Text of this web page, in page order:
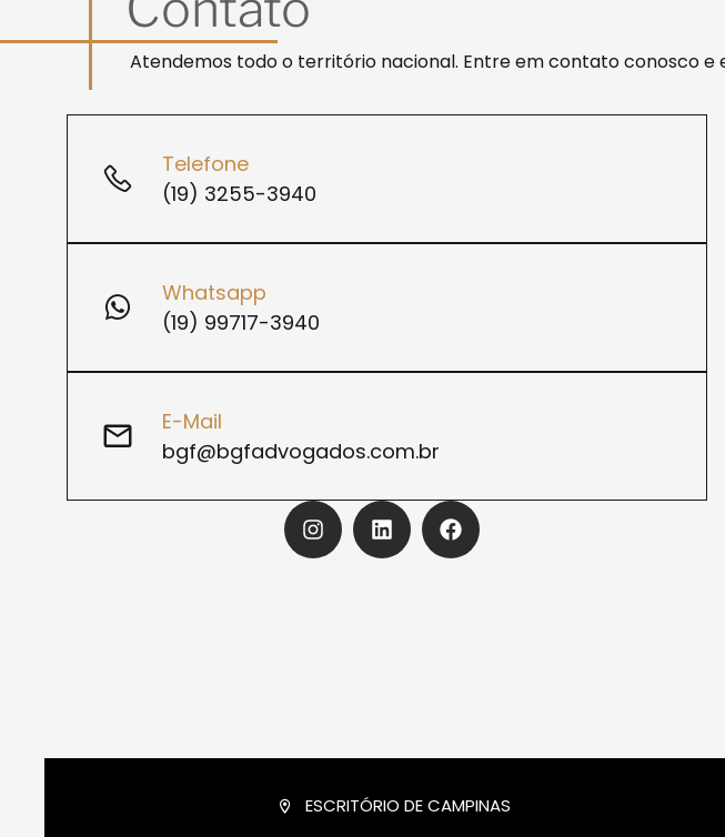
Atendemos todo o território nacional. Entre em contato conosco e
Telefone
(19) 3255-3940
Whatsapp
(19) 99717-3940
E-Mail
bgf@bgfadvogados.com.br
ESCRITÓRIO DE CAMPINAS